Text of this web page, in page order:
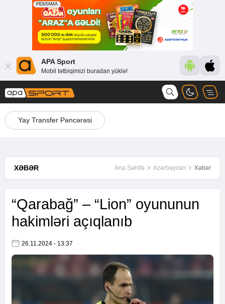
APA Sport
Mobil tətbiqimizi buradan yüklə!
Yay Transfer Pəncərəsi
XƏBƏR Ana Səhifə Azərbaycan Xəbər
“Qarabağ” – “Lion” oyununun
hakimləri açıqlanıb
26.11.2024 - 13:37